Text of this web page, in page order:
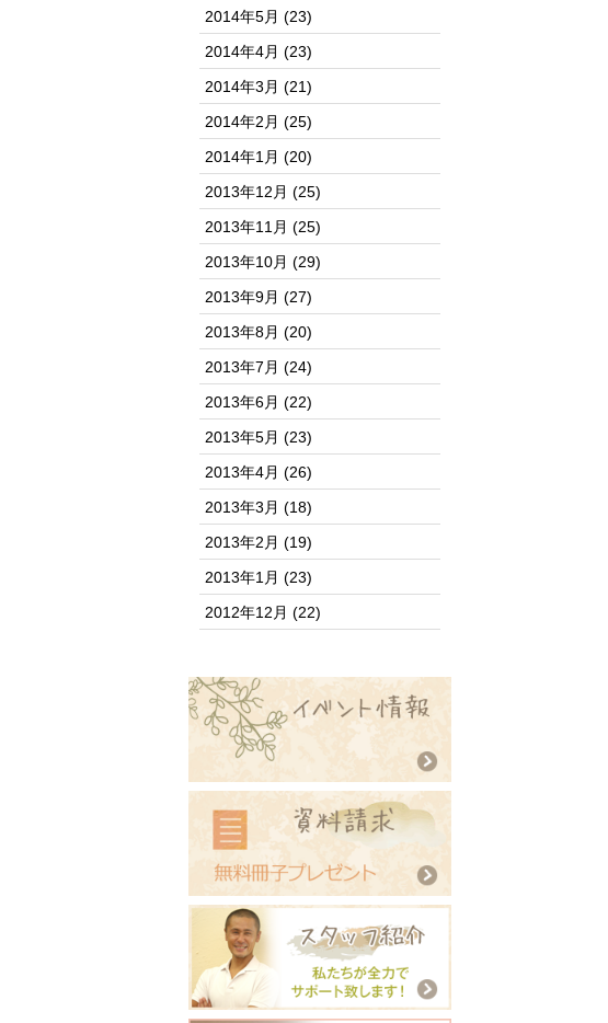
2014年5月 (23)
2014年4月 (23)
2014年3月 (21)
2014年2月 (25)
2014年1月 (20)
2013年12月 (25)
2013年11月 (25)
2013年10月 (29)
2013年9月 (27)
2013年8月 (20)
2013年7月 (24)
2013年6月 (22)
2013年5月 (23)
2013年4月 (26)
2013年3月 (18)
2013年2月 (19)
2013年1月 (23)
2012年12月 (22)